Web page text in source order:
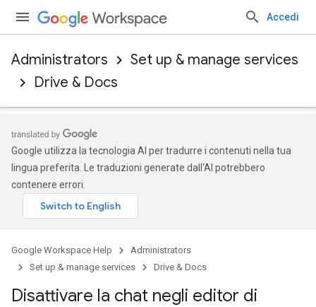
Accedi
Administrators
Set up & manage services
Drive & Docs
Google utilizza la tecnologia AI per tradurre i contenuti nella tua
lingua preferita. Le traduzioni generate dall'AI potrebbero
contenere errori.
Google Workspace Help
Administrators
Set up & manage services
Drive & Docs
Disattivare la chat negli editor di